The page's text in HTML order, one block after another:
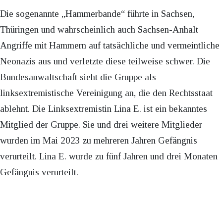
Die sogenannte „Hammerbande“ führte in Sachsen,
Thüringen und wahrscheinlich auch Sachsen-Anhalt
Angriffe mit Hammern auf tatsächliche und vermeintliche
Neonazis aus und verletzte diese teilweise schwer. Die
Bundesanwaltschaft sieht die Gruppe als
linksextremistische Vereinigung an, die den Rechtsstaat
ablehnt. Die Linksextremistin Lina E. ist ein bekanntes
Mitglied der Gruppe. Sie und drei weitere Mitglieder
wurden im Mai 2023 zu mehreren Jahren Gefängnis
verurteilt. Lina E. wurde zu fünf Jahren und drei Monaten
Gefängnis verurteilt.